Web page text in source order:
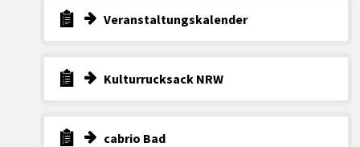
Veranstaltungskalender
Kulturrucksack NRW
cabrio Bad